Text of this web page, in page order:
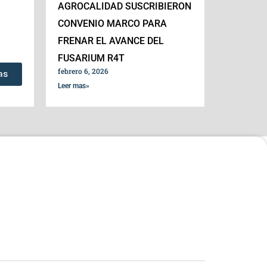
AGROCALIDAD SUSCRIBIERON
CONVENIO MARCO PARA
FRENAR EL AVANCE DEL
FUSARIUM R4T
febrero 6, 2026
Leer mas»